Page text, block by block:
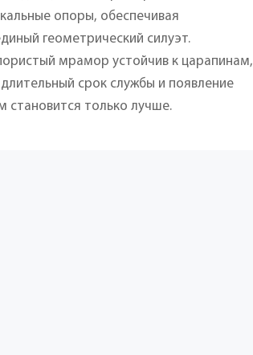
опоры, обеспечивая
геометрический силуэт.
мрамор устойчив к царапинам,
срок службы и появление
становится только лучше.